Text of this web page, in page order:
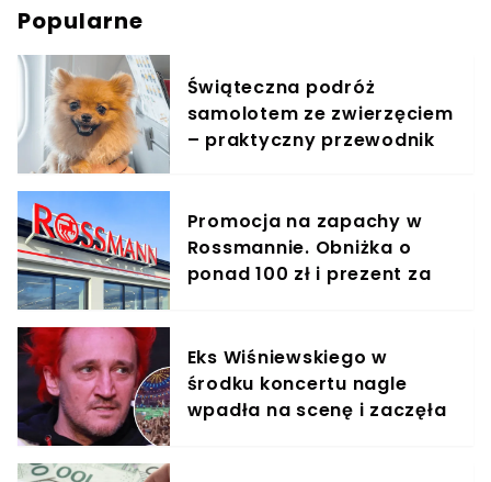
Popularne
Świąteczna podróż
samolotem ze zwierzęciem
– praktyczny przewodnik
Promocja na zapachy w
Rossmannie. Obniżka o
ponad 100 zł i prezent za
Eks Wiśniewskiego w
środku koncertu nagle
wpadła na scenę i zaczęła